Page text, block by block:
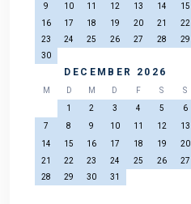
9
10 11 12 13 14
15
16
17 18 19 20 21
22
23
24 25 26 27 28
29
30
DECEMBER 2026
M D M D F S
S
1
2 3 4 5
6
7
8 9 10 11 12
13
14
15 16 17 18 19
20
21
22 23 24 25 26
27
28
29 30 31